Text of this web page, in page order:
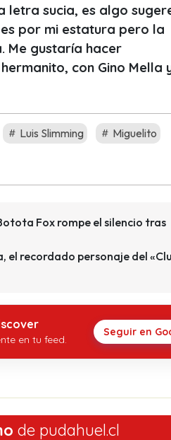
letra sucia, es algo
por mi estatura pero la
Me gustaría hacer
con Gino Mella
Luis Slimming Miguelito
Fox rompe el silencio tras
el recordado personaje del
en tu feed.
Seguir en
de pudahuel.cl